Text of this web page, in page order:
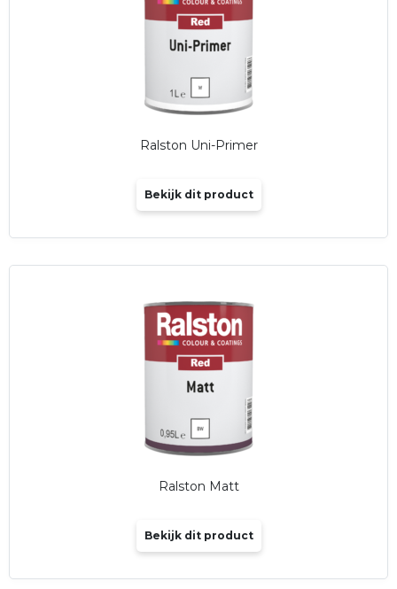
Ralston Uni-Primer
Bekijk dit product
Ralston Matt
Bekijk dit product